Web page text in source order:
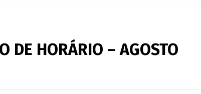
DE HORÁRIO – AGOSTO